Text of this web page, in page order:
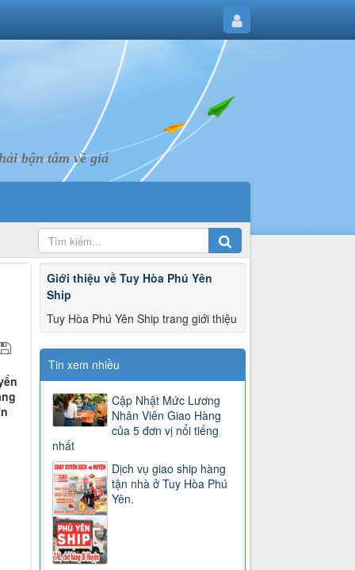
bận tâm về giá
Giới thiệu về Tuy Hòa Phú Yên
Ship
Tuy Hòa Phú Yên Ship trang giới thiệu
Tin xem nhiều
Cập Nhật Mức Lương
Nhân Viên Giao Hàng
của 5 đơn vị nổi tiếng
nhất
Dịch vụ giao ship hàng
tận nhà ở Tuy Hòa Phú
Yên.